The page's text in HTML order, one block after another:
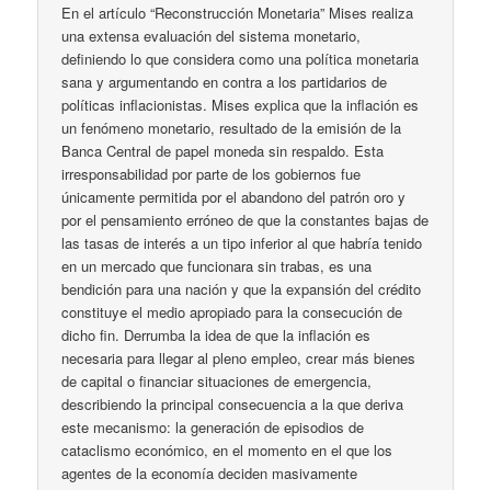
En el artículo “Reconstrucción Monetaria” Mises realiza
una extensa evaluación del sistema monetario,
definiendo lo que considera como una política monetaria
sana y argumentando en contra a los partidarios de
políticas inflacionistas. Mises explica que la inflación es
un fenómeno monetario, resultado de la emisión de la
Banca Central de papel moneda sin respaldo. Esta
irresponsabilidad por parte de los gobiernos fue
únicamente permitida por el abandono del patrón oro y
por el pensamiento erróneo de que la constantes bajas de
las tasas de interés a un tipo inferior al que habría tenido
en un mercado que funcionara sin trabas, es una
bendición para una nación y que la expansión del crédito
constituye el medio apropiado para la consecución de
dicho fin. Derrumba la idea de que la inflación es
necesaria para llegar al pleno empleo, crear más bienes
de capital o financiar situaciones de emergencia,
describiendo la principal consecuencia a la que deriva
este mecanismo: la generación de episodios de
cataclismo económico, en el momento en el que los
agentes de la economía deciden masivamente